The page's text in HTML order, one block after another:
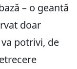
– o geantă
doar
potrivi, de